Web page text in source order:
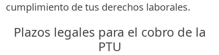
cumplimiento de tus derechos laborales.
Plazos legales para el cobro de la
PTU